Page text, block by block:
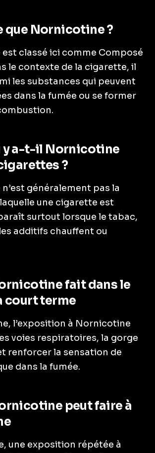
que Nornicotine ?
classé ici comme Composé
le contexte de la cigarette, il
les substances qui peuvent
dans la fumée ou se former
y a-t-il Nornicotine
?
généralement pas la
une cigarette est
surtout lorsque le tabac,
additifs chauffent ou
fait dans le
court terme
l’exposition à Nornicotine
voies respiratoires, la gorge
renforcer la sensation de
dans la fumée.
peut faire à
une exposition répétée à